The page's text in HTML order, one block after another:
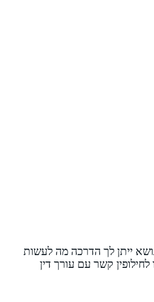
ייתן לך הדרכה מה לעשות
קשר עם עורך דין